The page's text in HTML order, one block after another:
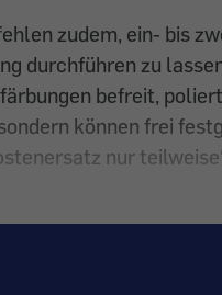
zudem, ein- bis
durchführen zu
befreit,
können frei
nur